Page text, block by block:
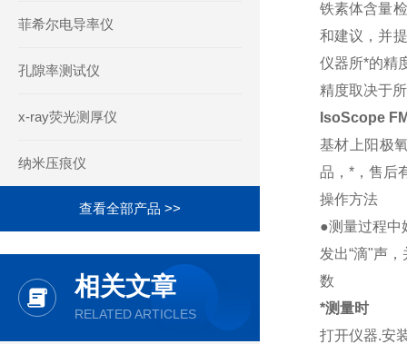
菲希尔电导率仪
孔隙率测试仪
x-ray荧光测厚仪
纳米压痕仪
查看全部产品 >>
相关文章
RELATED ARTICLES
铁素体含量
和建议，并
仪器所*的精
精度取决于
IsoScope
基材上阳极
品，*，售后
操作方法
●测量过程中
发出“滴"声
数
*测量时
打开仪器.安